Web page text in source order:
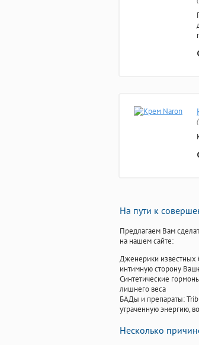
На пути к
Предлагаем Вам
на нашем сайте:
Дженерики известных
интимную сторону
Синтетические
лишнего веса
БАДы и препараты:
утраченную энергию,
Несколько